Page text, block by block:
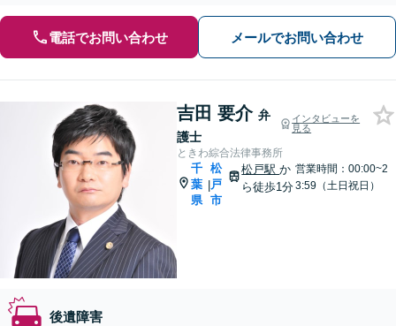
電話でお問い合わせ メールでお問い合わせ
吉田 要介 弁
護士
インタビューを
見る
ときわ綜合法律事務所
千
葉
県
|
松
戸
市
松戸駅か
ら徒歩1分
営業時間：00:00~2
3:59（土日祝日）
後遺障害